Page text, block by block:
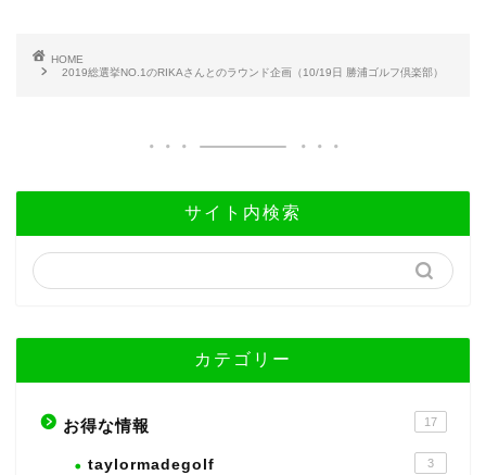
HOME
2019総選挙NO.1のRIKAさんとのラウンド企画（10/19日 勝浦ゴルフ倶楽部）
サイト内検索
カテゴリー
お得な情報 17
taylormadegolf 3